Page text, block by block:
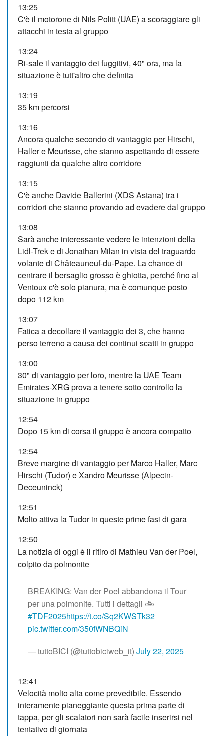
13:25
C'è il motorone di Nils Politt (UAE) a scoraggiare gli
attacchi in testa al gruppo
13:24
Ri-sale il vantaggio dei fuggitivi, 40" ora, ma la
situazione è tutt'altro che definita
13:19
35 km percorsi
13:16
Ancora qualche secondo di vantaggio per Hirschi,
Haller e Meurisse, che stanno aspettando di essere
raggiunti da qualche altro corridore
13:15
C'è anche Davide Ballerini (XDS Astana) tra i
corridori che stanno provando ad evadere dal gruppo
13:08
Sarà anche interessante vedere le intenzioni della
Lidl-Trek e di Jonathan Milan in vista del traguardo
volante di Châteauneuf-du-Pape. La chance di
centrare il bersaglio grosso è ghiotta, perché fino al
Ventoux c'è solo pianura, ma è comunque posto
dopo 112 km
13:07
Fatica a decollare il vantaggio dei 3, che hanno
perso terreno a causa dei continui scatti in gruppo
13:00
30" di vantaggio per loro, mentre la UAE Team
Emirates-XRG prova a tenere sotto controllo la
situazione in gruppo
12:54
Dopo 15 km di corsa il gruppo è ancora compatto
12:54
Breve margine di vantaggio per Marco Haller, Marc
Hirschi (Tudor) e Xandro Meurisse (Alpecin-
Deceuninck)
12:51
Molto attiva la Tudor in queste prime fasi di gara
12:50
La notizia di oggi è il ritiro di Mathieu Van der Poel,
colpito da polmonite
BREAKING: Van der Poel abbandona il Tour
per una polmonite. Tutti i dettagli 🚲
#TDF2025https://t.co/Sq2KWSTk32
pic.twitter.com/350fWNBQiN
— tuttoBICI (@tuttobiciweb_it) July 22, 2025
12:41
Velocità molto alta come prevedibile. Essendo
interamente pianeggiante questa prima parte di
tappa, per gli scalatori non sarà facile inserirsi nel
tentativo di giornata